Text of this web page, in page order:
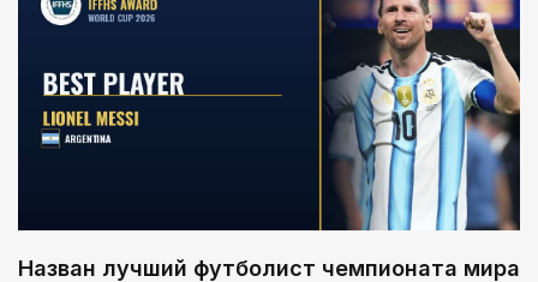
Назван лучший футболист чемпионата мира